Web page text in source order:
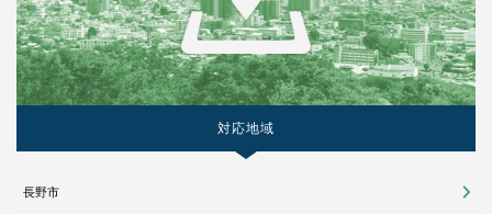
対応地域
長野市